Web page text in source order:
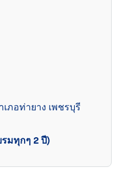
ภอท่ายาง เพชรบุรี
มทุกๆ 2 ปี)